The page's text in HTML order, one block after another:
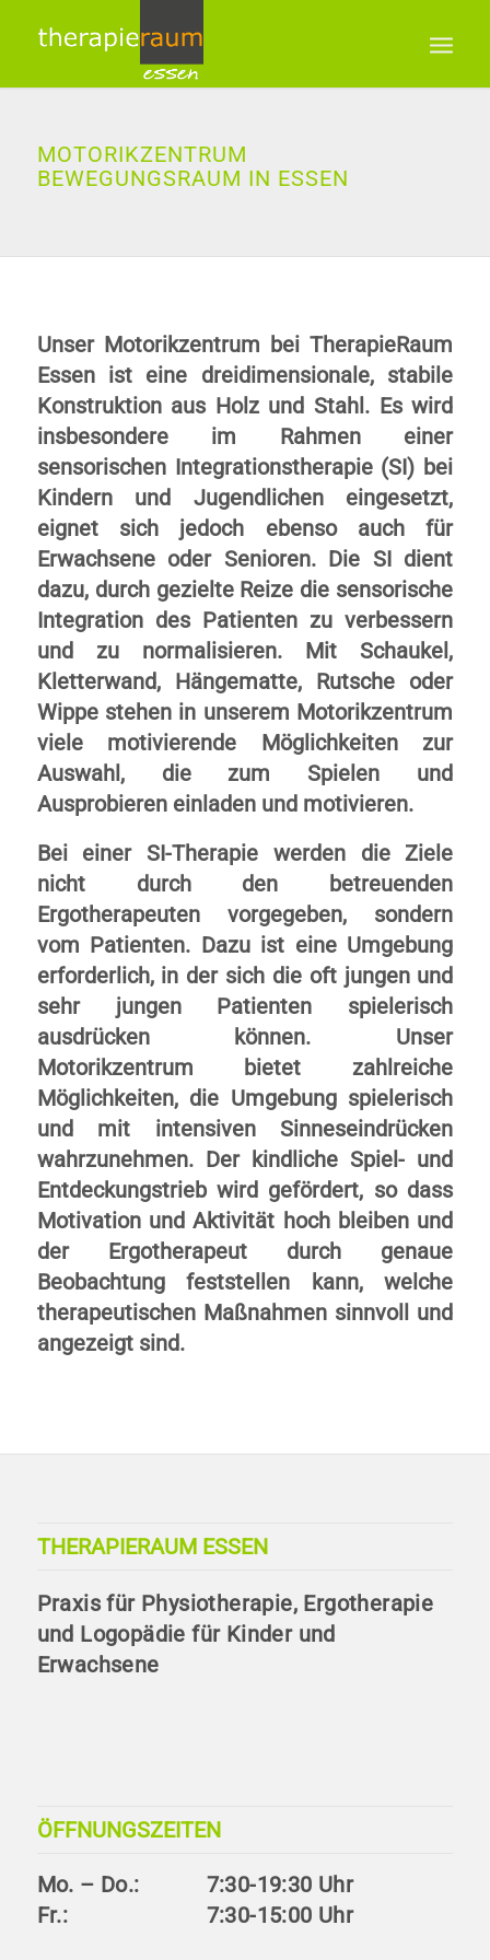
MOTORIKZENTRUM
BEWEGUNGSRAUM IN ESSEN
Unser Motorikzentrum bei TherapieRaum
Essen ist eine dreidimensionale, stabile
Konstruktion aus Holz und Stahl. Es wird
insbesondere im Rahmen einer
sensorischen Integrationstherapie (SI) bei
Kindern und Jugendlichen eingesetzt,
eignet sich jedoch ebenso auch für
Erwachsene oder Senioren. Die SI dient
dazu, durch gezielte Reize die sensorische
Integration des Patienten zu verbessern
und zu normalisieren. Mit Schaukel,
Kletterwand, Hängematte, Rutsche oder
Wippe stehen in unserem Motorikzentrum
viele motivierende Möglichkeiten zur
Auswahl, die zum Spielen und
Ausprobieren einladen und motivieren.
Bei einer SI-Therapie werden die Ziele
nicht durch den betreuenden
Ergotherapeuten vorgegeben, sondern
vom Patienten. Dazu ist eine Umgebung
erforderlich, in der sich die oft jungen und
sehr jungen Patienten spielerisch
ausdrücken können. Unser
Motorikzentrum bietet zahlreiche
Möglichkeiten, die Umgebung spielerisch
und mit intensiven Sinneseindrücken
wahrzunehmen. Der kindliche Spiel- und
Entdeckungstrieb wird gefördert, so dass
Motivation und Aktivität hoch bleiben und
der Ergotherapeut durch genaue
Beobachtung feststellen kann, welche
therapeutischen Maßnahmen sinnvoll und
angezeigt sind.
THERAPIERAUM ESSEN
Praxis für Physiotherapie, Ergotherapie
und Logopädie für Kinder und
Erwachsene
ÖFFNUNGSZEITEN
Mo. – Do.:
7:30-19:30 Uhr
Fr.:
7:30-15:00 Uhr